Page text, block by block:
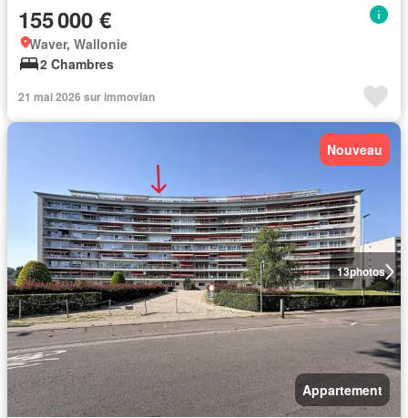
155 000 €
Waver, Wallonie
2 Chambres
21 mai 2026 sur immovlan
13photos
Nouveau
Appartement